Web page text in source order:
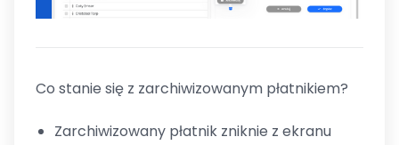
Co stanie się z zarchiwizowanym płatnikiem?
Zarchiwizowany płatnik zniknie z ekranu